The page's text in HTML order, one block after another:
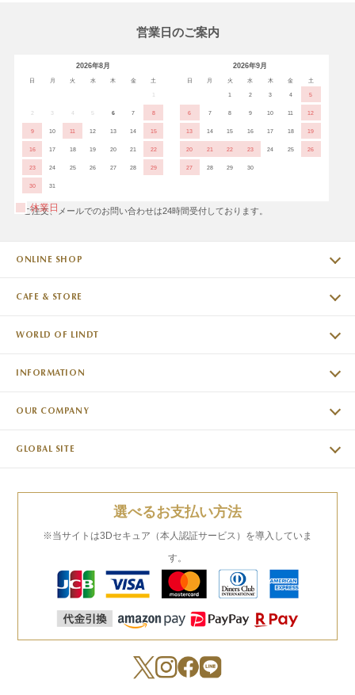
営業日のご案内
2026年8月
日 月 火 水 木 金 土
1
2 3 4 5 6 7 8
9 10 11 12 13 14 15
16 17 18 19 20 21 22
23 24 25 26 27 28 29
30 31
2026年9月
日 月 火 水 木 金 土
1 2 3 4 5
6 7 8 9 10 11 12
13 14 15 16 17 18 19
20 21 22 23 24 25 26
27 28 29 30
休業日
※ご注文、メールでのお問い合わせは24時間受付しております。
ONLINE SHOP
CAFE & STORE
WORLD OF LINDT
INFORMATION
OUR COMPANY
GLOBAL SITE
選べるお支払い方法
※当サイトは3Dセキュア（本人認証サービス）を導入していま
す。